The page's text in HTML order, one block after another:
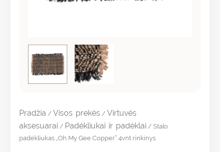
Pradžia /Visos prekės /Virtuvės
aksesuarai / Padėkliukai ir padėklai / Stalo
padėkliukas „Oh My Gee Copper” 4vnt rinkinys